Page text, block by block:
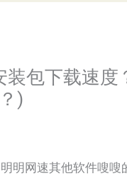
包下载速度
)
明网速其他软件嗖嗖